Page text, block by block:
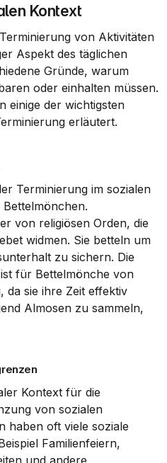
Kontext
von Aktivitäten
Aspekt des täglichen
Gründe, warum
oder einhalten müssen.
einige der wichtigsten
erläutert.
Terminierung im sozialen
von religiösen Orden, die
widmen. Sie betteln um
zu sichern. Die
für Bettelmönche von
da sie ihre Zeit effektiv
Almosen zu sammeln,
Kontext für die
von sozialen
haben oft viele soziale
Familienfeiern,
und andere